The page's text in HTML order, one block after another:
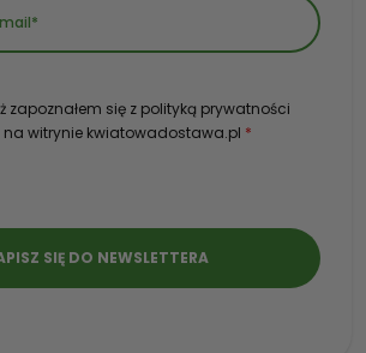
zapoznałem się z polityką prywatności
witrynie kwiatowadostawa.pl *